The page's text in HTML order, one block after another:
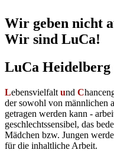
Wir geben nicht
Wir sind LuCa!
LuCa Heidelberg
Lebensvielfalt und C
der sowohl von männlichen
getragen werden kann -
geschlechtssensibel, das
Mädchen bzw. Jungen
für die inhaltliche Arbeit.